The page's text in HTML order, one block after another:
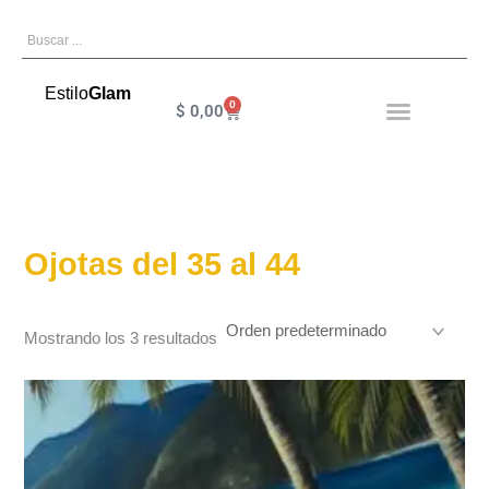
contenido
Search
EstiloGlam
$ 0,00 0
Cart
Ojotas del 35 al 44
Mostrando los 3 resultados
Este
producto
múltiples